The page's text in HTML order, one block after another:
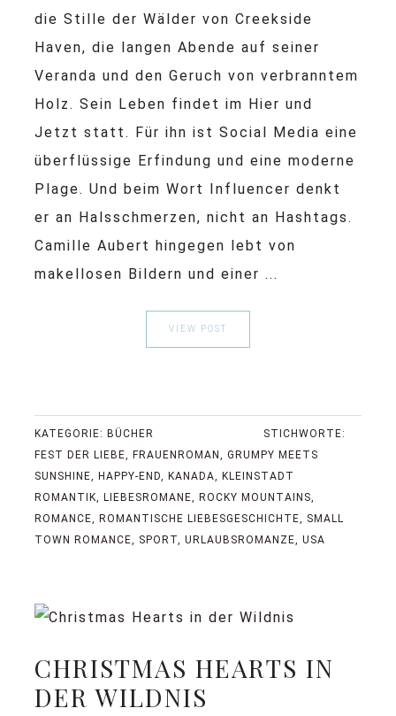
die Stille der Wälder von Creekside
Haven, die langen Abende auf seiner
Veranda und den Geruch von verbranntem
Holz. Sein Leben findet im Hier und
Jetzt statt. Für ihn ist Social Media eine
überflüssige Erfindung und eine moderne
Plage. Und beim Wort Influencer denkt
er an Halsschmerzen, nicht an Hashtags.
Camille Aubert hingegen lebt von
makellosen Bildern und einer ...
VIEW POST
KATEGORIE: BÜCHER
STICHWORTE:
FEST DER LIEBE, FRAUENROMAN , GRUMPY MEETS
SUNSHINE, HAPPY-END, KANADA, KLEINSTADT
ROMANTIK, LIEBESROMANE, ROCKY MOUNTAINS,
ROMANCE, ROMANTISCHE LIEBESGESCHICHTE, SMALL
TOWN ROMANCE, SPORT, URLAUBSROMANZE, USA
CHRISTMAS HEARTS IN
DER WILDNIS